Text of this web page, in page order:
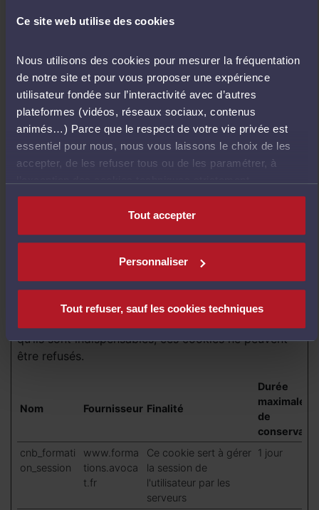
Ce site web utilise des cookies
Nous utilisons des cookies pour mesurer la fréquentation
de notre site et pour vous proposer une expérience
utilisateur fondée sur l’interactivité avec d’autres
plateformes (vidéos, réseaux sociaux, contenus
animés…) Parce que le respect de votre vie privée est
essentiel pour nous, nous vous laissons le choix de les
accepter, de les refuser tous ou de les paramétrer, à
nécessaires au fonctionnement du site.
Tout accepter
Personnaliser
Tout refuser, sauf les cookies techniques
cookies en vous rendant sur la page "Gestion des
bas de page de notre site internet.
Votre consentement s'applique aux domaines suivants
: www.formations.avocat.fr
Votre état ​​actuel: Refuser.
Modifiez consentement
Déclaration relative aux cookies mise à jour le
16/07/2026 parCookiebot:
Ces cookies techniques sont strictement
qu’ils sont indispensables, ces cookies ne peuvent
être refusés.
Nom Fournisseur Finalité
Durée
maximale
de
cnb_formati
on_session
www.forma
tions.avoca
t.fr
Ce cookie sert à gérer
la session de
l'utilisateur par les
serveurs
1 jour